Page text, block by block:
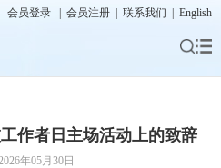
会员登录 会员注册 联系我们 English
作者日主场活动上的致辞
年05月30日